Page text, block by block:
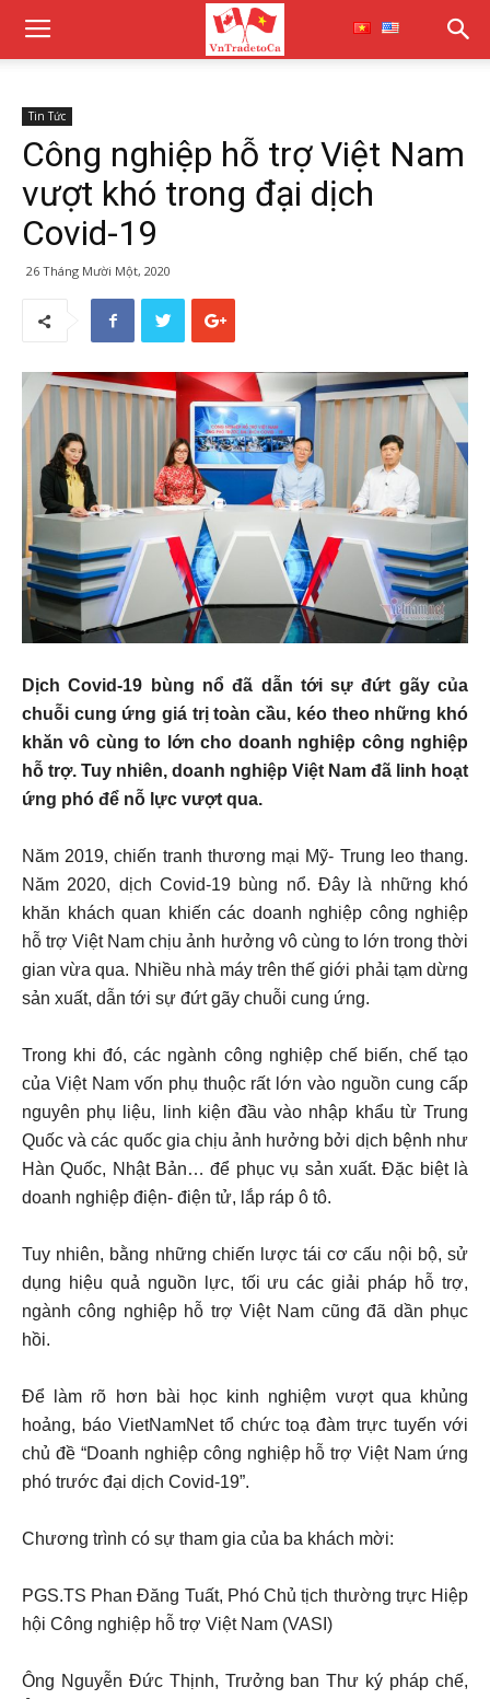
Tin Tức
Công nghiệp hỗ trợ Việt Nam
vượt khó trong đại dịch
Covid-19
26 Tháng Mười Một, 2020
Dịch Covid-19 bùng nổ đã dẫn tới sự đứt gãy của
chuỗi cung ứng giá trị toàn cầu, kéo theo những khó
khăn vô cùng to lớn cho doanh nghiệp công nghiệp
hỗ trợ. Tuy nhiên, doanh nghiệp Việt Nam đã linh hoạt
ứng phó để nỗ lực vượt qua.
Năm 2019, chiến tranh thương mại Mỹ- Trung leo thang.
Năm 2020, dịch Covid-19 bùng nổ. Đây là những khó
khăn khách quan khiến các doanh nghiệp công nghiệp
hỗ trợ Việt Nam chịu ảnh hưởng vô cùng to lớn trong thời
gian vừa qua. Nhiều nhà máy trên thế giới phải tạm dừng
sản xuất, dẫn tới sự đứt gãy chuỗi cung ứng.
Trong khi đó, các ngành công nghiệp chế biến, chế tạo
của Việt Nam vốn phụ thuộc rất lớn vào nguồn cung cấp
nguyên phụ liệu, linh kiện đầu vào nhập khẩu từ Trung
Quốc và các quốc gia chịu ảnh hưởng bởi dịch bệnh như
Hàn Quốc, Nhật Bản… để phục vụ sản xuất. Đặc biệt là
doanh nghiệp điện- điện tử, lắp ráp ô tô.
Tuy nhiên, bằng những chiến lược tái cơ cấu nội bộ, sử
dụng hiệu quả nguồn lực, tối ưu các giải pháp hỗ trợ,
ngành công nghiệp hỗ trợ Việt Nam cũng đã dần phục
hồi.
Để làm rõ hơn bài học kinh nghiệm vượt qua khủng
hoảng, báo VietNamNet tổ chức toạ đàm trực tuyến với
chủ đề “Doanh nghiệp công nghiệp hỗ trợ Việt Nam ứng
phó trước đại dịch Covid-19”.
Chương trình có sự tham gia của ba khách mời:
PGS.TS Phan Đăng Tuất, Phó Chủ tịch thường trực Hiệp
hội Công nghiệp hỗ trợ Việt Nam (VASI)
Ông Nguyễn Đức Thịnh, Trưởng ban Thư ký pháp chế,